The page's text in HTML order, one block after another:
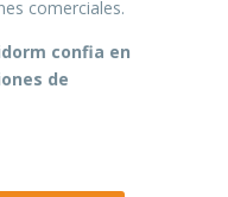
comerciales.
confia en
de